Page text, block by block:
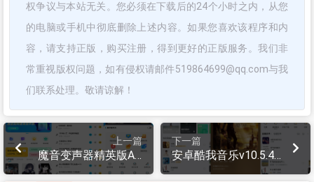
权争议与本站无关。您必须在下载后的24个小时之内，从您
的电脑或手机中彻底删除上述内容。如果您喜欢该程序和内
容，请支持正版，购买注册，得到更好的正版服务。我们非
常重视版权问题，如有侵权请邮件519864699@qq.com与我
们联系处理。敬请谅解！
上一篇
魔音变声器精英版AP
P 解锁vip
下一篇
安卓酷我音乐v10.5.4.
3高级版